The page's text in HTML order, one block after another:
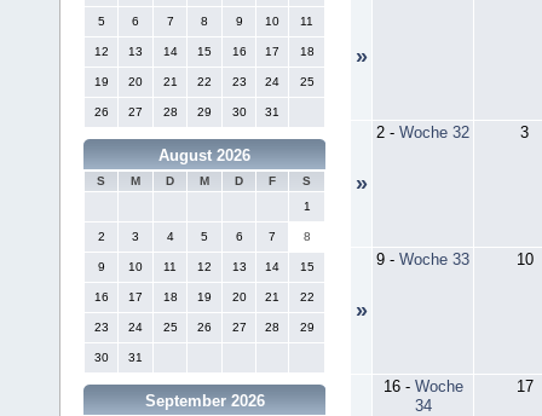
5 6 7 8 9 10 11
12 13 14 15 16 17 18
19 20 21 22 23 24 25
26 27 28 29 30 31
August 2026
S M D M D F
S
1
2 3 4 5 6 7 8
9 10 11 12 13 14 15
16 17 18 19 20 21 22
23 24 25 26 27 28 29
30 31
September 2026
»
»
2 - Woche 32 3
»
9 - Woche 33 10
16- Woche
34
17